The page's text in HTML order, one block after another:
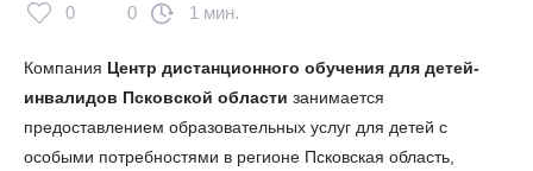
0 0 1 мин.
Компания Центр дистанционного обучения для детей-
инвалидов Псковской области занимается
предоставлением образовательных услуг для детей с
особыми потребностями в регионе Псковская область,